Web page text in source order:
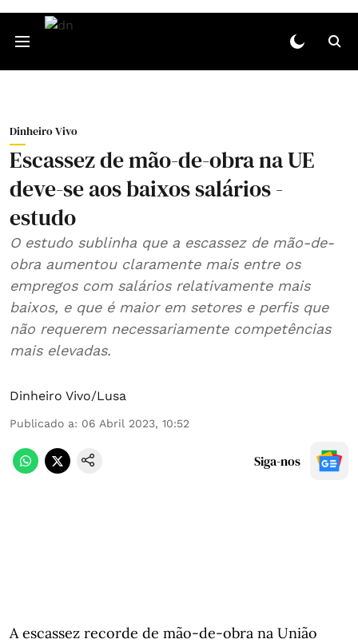
Dinheiro Vivo
Escassez de mão-de-obra na UE
deve-se aos baixos salários -
estudo
O estudo sublinha que a escassez de mão-de-
obra aumentou claramente mais entre os
empregos com salários relativamente mais
baixos, e que é maior em setores e perfis que
não requerem necessariamente competências
mais elevadas.
Dinheiro Vivo/Lusa
Publicado a: 06 Abril 2023, 10:52
Siga-nos
A escassez recorde de mão-de-obra na União